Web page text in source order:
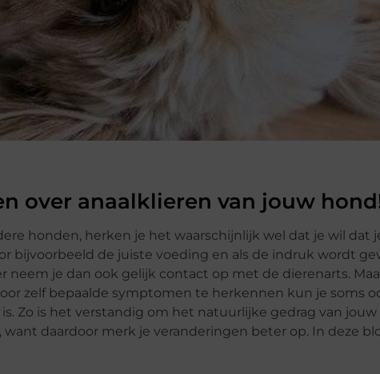
over anaalklieren van jouw
honden, herken je het waarschijnlijk wel dat je wil dat
bijvoorbeeld de juiste voeding en als de indruk wordt
je dan ook gelijk contact op met de dierenarts.
zelf bepaalde symptomen te herkennen kun je soms
Zo is het verstandig om het natuurlijke gedrag van
daardoor merk je veranderingen beter op. In deze